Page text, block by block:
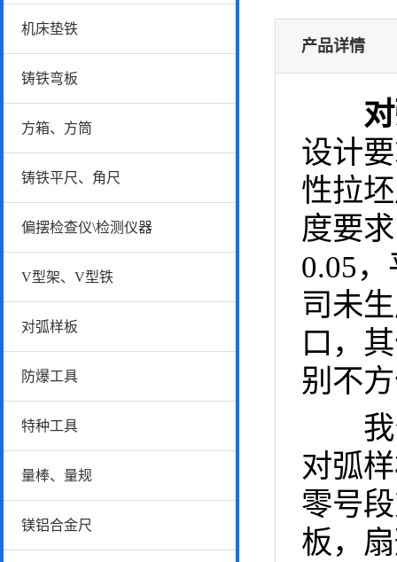
机床垫铁
铸铁弯板
方箱、方筒
铸铁平尺、角尺
偏摆检查仪\检测仪器
V型架、V型铁
对弧样板
防爆工具
特种工具
量棒、量规
镁铝合金尺
产品详情
设计
性拉
度要
0.05
司未
口，
别不
我
对弧
零号
板，